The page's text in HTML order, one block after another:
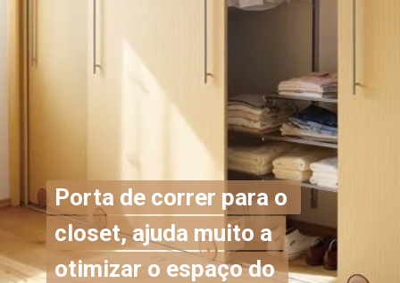
Porta de correr para o
closet, ajuda muito a
otimizar o espaço do
Porta de correr para o
closet, ajuda muito a
otimizar o espaço do